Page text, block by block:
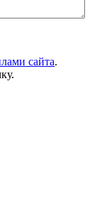
сайта.